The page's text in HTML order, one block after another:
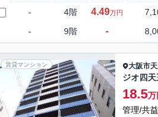
- 4階 4.49万円
- 9階 -
賃貸マンション 大阪市
ジオ四
18.5万
管理/共